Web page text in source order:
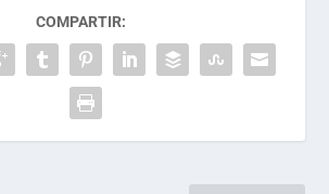
COMPARTIR: